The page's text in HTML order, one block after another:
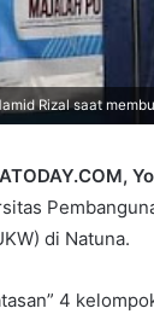
Rizal saat
di Natuna.
4